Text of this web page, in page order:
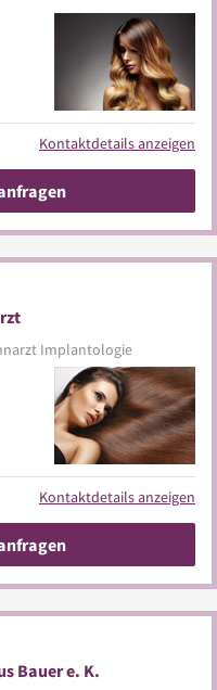
Kontaktdetails anzeigen
Implantologie
Kontaktdetails anzeigen
Bauer e. K.